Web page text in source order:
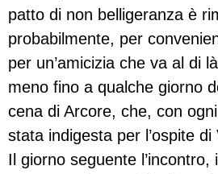
patto di non belligeranza è
probabilmente, per
per un’amicizia che va al di
meno fino a qualche giorno
cena di Arcore, che, con
stata indigesta per l’ospite
Il giorno seguente